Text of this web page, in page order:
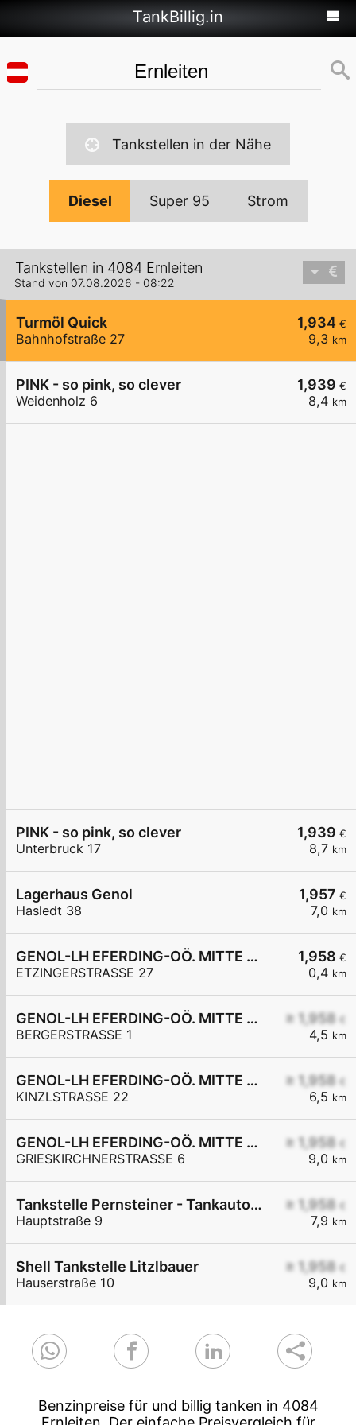
TankBillig.in
Tankstellen in der Nähe
Diesel Super 95 Strom
Tankstellen in 4084 Ernleiten
Stand von 07.08.2026 - 08:22
1,934 €
9,3 km
Turmöl Quick
Bahnhofstraße 27
1,939 €
8,4 km
PINK - so pink, so clever
Weidenholz 6
1,939 €
8,7 km
PINK - so pink, so clever
Unterbruck 17
1,957 €
7,0 km
Lagerhaus Genol
Hasledt 38
1,958 €
0,4 km
GENOL-LH EFERDING-OÖ. MITTE eGen
ETZINGERSTRASSE 27
≥ 1,958 €
4,5 km
GENOL-LH EFERDING-OÖ. MITTE eGen
BERGERSTRASSE 1
≥ 1,958 €
6,5 km
GENOL-LH EFERDING-OÖ. MITTE eGen
KINZLSTRASSE 22
≥ 1,958 €
9,0 km
GENOL-LH EFERDING-OÖ. MITTE eGen
GRIESKIRCHNERSTRASSE 6
≥ 1,958 €
7,9 km
Tankstelle Pernsteiner - Tankautomat mit Bankomat
Hauptstraße 9
≥ 1,958 €
9,0 km
Shell Tankstelle Litzlbauer
Hauserstraße 10
Benzinpreise für und billig tanken in 4084